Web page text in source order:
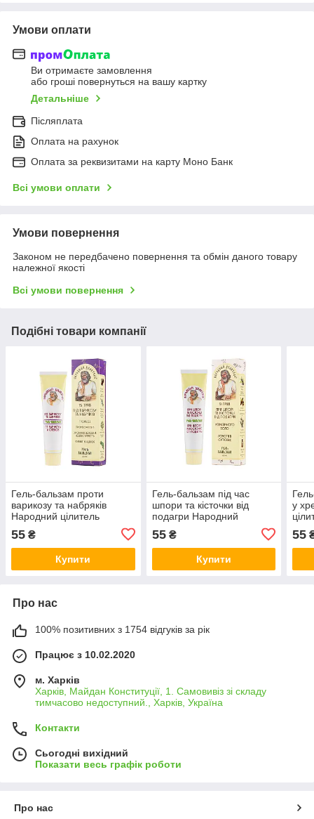
Умови оплати
Ви отримаєте замовлення
або гроші повернуться на вашу картку
Детальніше
Післяплата
Оплата на рахунок
Оплата за реквизитами на карту Моно Банк
Всі умови оплати
Умови повернення
Законом не передбачено повернення та обмін даного товару
належної якості
Всі умови повернення
Подібні товари компанії
Гель-бальзам проти
варикозу та набряків
Народний цілитель
55 ₴
Купити
Гель-бальзам під час
шпори та кісточки від
подагри Народний
55₴
Купити
у
55
Про нас
100% позитивних з 1754 відгуків за рік
Працює з 10.02.2020
м. Харків
Харків, Майдан Конституції, 1. Самовивіз зі складу
тимчасово недоступний., Харків, Україна
Контакти
Сьогодні вихідний
Показати весь графік роботи
Про нас